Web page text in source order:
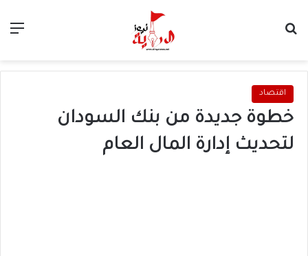
اقتصاد
خطوة جديدة من بنك السودان
لتحديث إدارة المال العام